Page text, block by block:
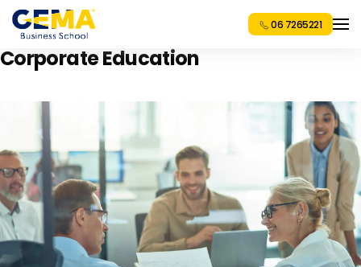
06 7265221
Corporate Education